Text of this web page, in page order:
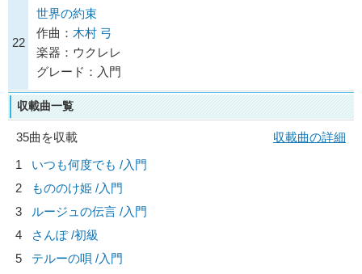
22
世界の約束
作曲： 木村 弓
楽器：ウクレレ
グレード：入門
収載曲一覧
35曲を収載
収載曲の詳細
1
いつも何度でも /入門
2
もののけ姫 /入門
3
ルージュの伝言 /入門
4
さんぽ /初級
5
テルーの唄 /入門